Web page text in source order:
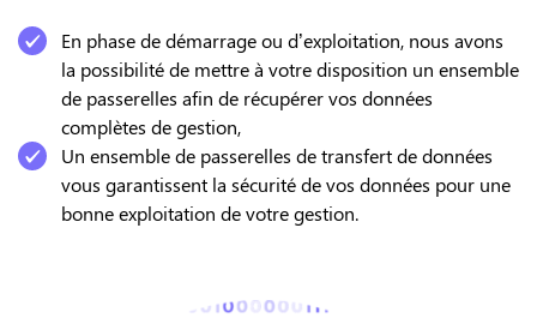
En phase de démarrage ou d’exploitation, nous avons
la possibilité de mettre à votre disposition un ensemble
de passerelles afin de récupérer vos données
complètes de gestion,
Un ensemble de passerelles de transfert de données
vous garantissent la sécurité de vos données pour une
bonne exploitation de votre gestion.